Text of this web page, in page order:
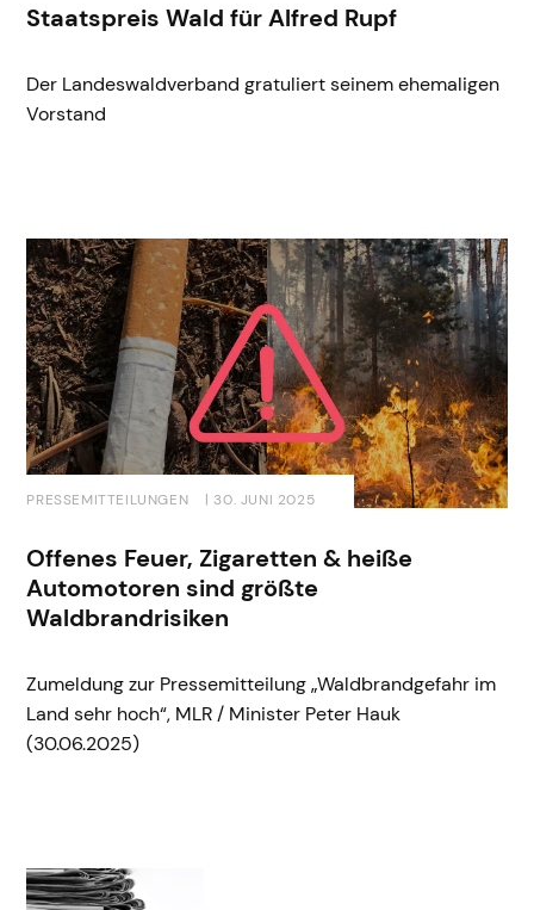
Staatspreis Wald für Alfred Rupf
Der Landeswaldverband gratuliert seinem ehemaligen
Vorstand
PRESSEMITTEILUNGEN | 30. JUNI 2025
Offenes Feuer, Zigaretten & heiße
Automotoren sind größte
Waldbrandrisiken
Zumeldung zur Pressemitteilung „Waldbrandgefahr im
Land sehr hoch“, MLR / Minister Peter Hauk
(30.06.2025)